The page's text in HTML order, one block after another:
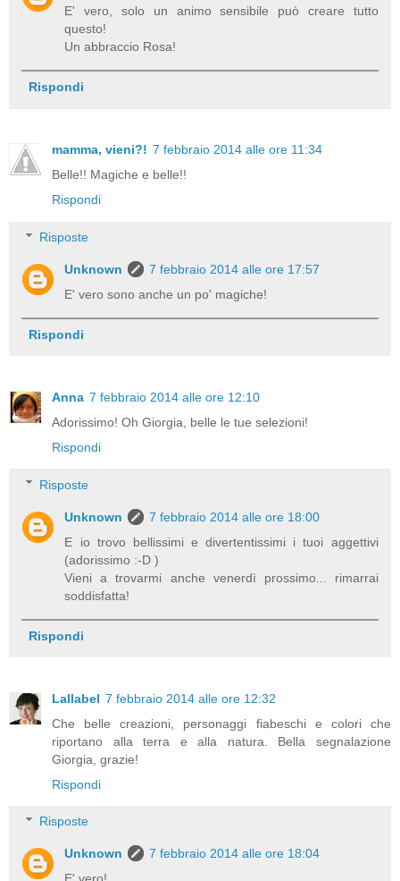
E' vero, solo un animo sensibile può creare tutto
questo!
Un abbraccio Rosa!
Rispondi
mamma, vieni?! 7 febbraio 2014 alle ore 11:34
Belle!! Magiche e belle!!
Rispondi
Risposte
Unknown
7 febbraio 2014 alle ore 17:57
E' vero sono anche un po' magiche!
Rispondi
Anna 7 febbraio 2014 alle ore 12:10
Adorissimo! Oh Giorgia, belle le tue selezioni!
Rispondi
Risposte
Unknown
7 febbraio 2014 alle ore 18:00
E io trovo bellissimi e divertentissimi i tuoi aggettivi
(adorissimo :-D )
Vieni a trovarmi anche venerdì prossimo... rimarrai
soddisfatta!
Rispondi
Lallabel 7 febbraio 2014 alle ore 12:32
Che belle creazioni, personaggi fiabeschi e colori che
riportano alla terra e alla natura. Bella segnalazione
Giorgia, grazie!
Rispondi
Risposte
Unknown
7 febbraio 2014 alle ore 18:04